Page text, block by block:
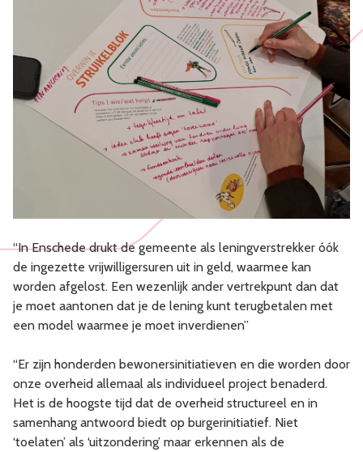
“In Enschede drukt de gemeente als leningverstrekker óók
de ingezette vrijwilligersuren uit in geld, waarmee kan
worden afgelost. Een wezenlijk ander vertrekpunt dan dat
je moet aantonen dat je de lening kunt terugbetalen met
een model waarmee je moet inverdienen”
“Er zijn honderden bewonersinitiatieven en die worden door
onze overheid allemaal als individueel project benaderd.
Het is de hoogste tijd dat de overheid structureel en in
samenhang antwoord biedt op burgerinitiatief. Niet
‘toelaten’ als ‘uitzondering’ maar erkennen als de